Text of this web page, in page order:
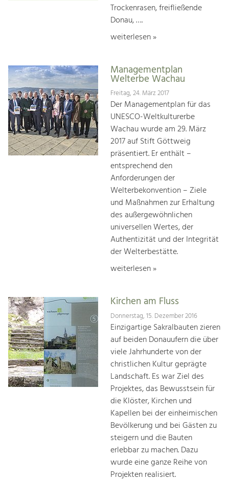
Trockenrasen, freifließende
Donau, ….
weiterlesen »
Managementplan
Welterbe Wachau
Freitag, 24. März 2017
Der Managementplan für das
UNESCO-Weltkulturerbe
Wachau wurde am 29. März
2017 auf Stift Göttweig
präsentiert. Er enthält –
entsprechend den
Anforderungen der
Welterbekonvention – Ziele
und Maßnahmen zur Erhaltung
des außergewöhnlichen
universellen Wertes, der
Authentizität und der Integrität
der Welterbestätte.
weiterlesen »
Kirchen am Fluss
Donnerstag, 15. Dezember 2016
Einzigartige Sakralbauten zieren
auf beiden Donauufern die über
viele Jahrhunderte von der
christlichen Kultur geprägte
Landschaft. Es war Ziel des
Projektes, das Bewusstsein für
die Klöster, Kirchen und
Kapellen bei der einheimischen
Bevölkerung und bei Gästen zu
steigern und die Bauten
erlebbar zu machen. Dazu
wurde eine ganze Reihe von
Projekten realisiert.